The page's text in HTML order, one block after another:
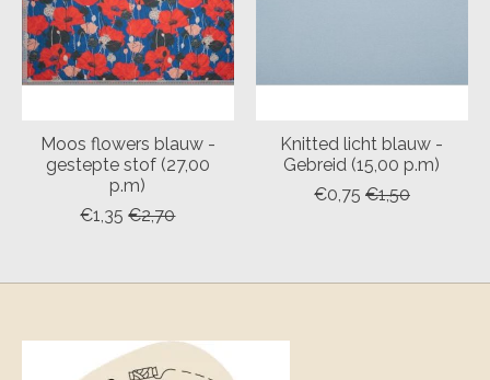
Moos flowers blauw -
gestepte stof (27,00
p.m)
€1,35 €2,70
Knitted licht blauw -
Gebreid (15,00 p.m)
€0,75 €1,50